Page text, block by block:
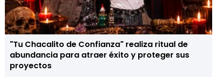
"Tu Chacalito de Confianza" realiza ritual de
abundancia para atraer éxito y proteger sus
proyectos